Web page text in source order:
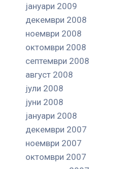
јануари 2009
декември 2008
ноември 2008
октомври 2008
септември 2008
август 2008
јули 2008
јуни 2008
јануари 2008
декември 2007
ноември 2007
октомври 2007